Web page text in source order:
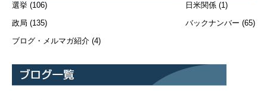
選挙 (106)
政局 (135)
ブログ・メルマガ紹介 (4)
日米関係 (1)
バックナンバー (65)